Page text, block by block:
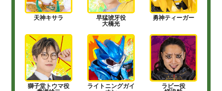
天神キサラ 早猛琥牙役
大橋光
勇神ティーガー
獅子堂トウマ役 ライトニングガイ ラビー役